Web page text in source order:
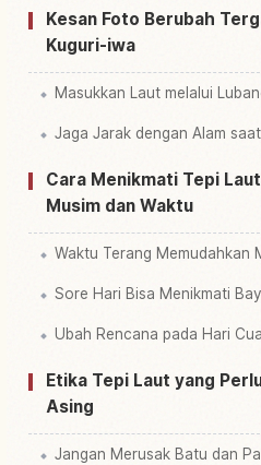
Kesan Foto Berubah
Kuguri-iwa
Masukkan Laut melalui
Jaga Jarak dengan Alam
Cara Menikmati Tepi
Musim dan Waktu
Waktu Terang Memudahkan
Sore Hari Bisa Menikmati
Ubah Rencana pada Hari
Etika Tepi Laut yang
Asing
Jangan Merusak Batu dan